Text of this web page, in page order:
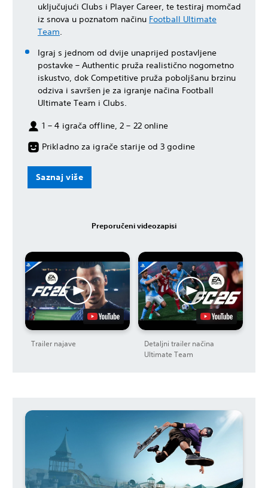
uključujući Clubs i Player Career, te testiraj momčad
iz snova u poznatom načinu Football Ultimate
Team
Igraj s jednom od dvije unaprijed postavljene
postavke – Authentic pruža realistično nogometno
iskustvo, dok Competitive pruža poboljšanu brzinu
odziva i savršen je za igranje načina Football
Ultimate Team i Clubs.
1 – 4 igrača offline, 2 – 22 online
Prikladno za igrače starije od 3 godine
Saznaj više
Preporučeni videozapisi
Trailer najave
Detaljni trailer načina
Ultimate Team